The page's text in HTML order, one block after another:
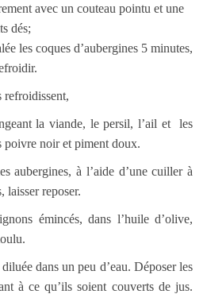
avec un couteau pointu et une
dés;
les coques d’aubergines 5 minutes,
refroidissent,
la viande, le persil, l’ail et les
poivre noir et piment doux.
aubergines, à l’aide d’une cuiller à
laisser reposer.
émincés, dans l’huile d’olive,
dans un peu d’eau. Déposer les
à ce qu’ils soient couverts de jus.